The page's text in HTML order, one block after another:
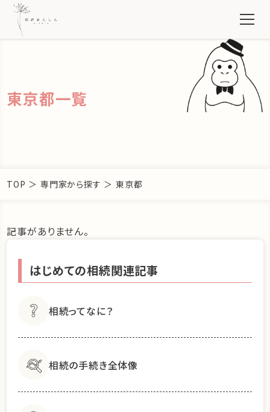
東京都一覧
TOP ＞ 専門家から探す ＞ 東京都
記事がありません。
はじめての相続関連記事
相続ってなに？
相続の手続き全体像